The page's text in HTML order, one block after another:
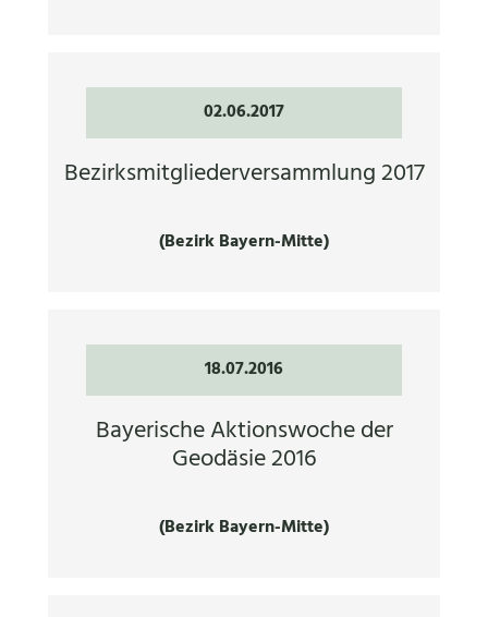
02.06.2017
Bezirksmitgliederversammlung 2017
(Bezirk Bayern-Mitte)
18.07.2016
Bayerische Aktionswoche der
Geodäsie 2016
(Bezirk Bayern-Mitte)